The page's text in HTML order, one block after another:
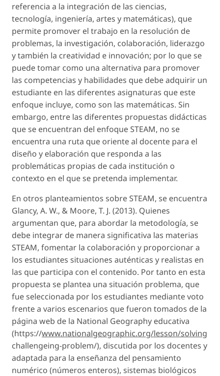
referencia a la integración de las ciencias,
tecnología, ingeniería, artes y matemáticas), que
permite promover el trabajo en la resolución de
problemas, la investigación, colaboración, liderazgo
y también la creatividad e innovación; por lo que se
puede tomar como una alternativa para promover
las competencias y habilidades que debe adquirir un
estudiante en las diferentes asignaturas que este
enfoque incluye, como son las matemáticas. Sin
embargo, entre las diferentes propuestas didácticas
que se encuentran del enfoque STEAM, no se
encuentra una ruta que oriente al docente para el
diseño y elaboración que responda a las
problemáticas propias de cada institución o
contexto en el que se pretenda implementar.
En otros planteamientos sobre STEAM, se encuentra
Glancy, A. W., & Moore, T. J. (2013). Quienes
argumentan que, para abordar la metodología, se
debe integrar de manera significativa las materias
STEAM, fomentar la colaboración y proporcionar a
los estudiantes situaciones auténticas y realistas en
las que participa con el contenido. Por tanto en esta
propuesta se plantea una situación problema, que
fue seleccionada por los estudiantes mediante voto
frente a varios escenarios que fueron tomados de la
página web de la National Geography educativa
(https://www.nationalgeographic.org/lesson/solving
challengeing-problem/), discutida por los docentes y
adaptada para la enseñanza del pensamiento
numérico (números enteros), sistemas biológicos